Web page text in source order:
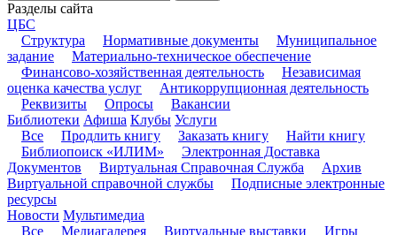
Разделы сайта
ЦБС
Структура
Нормативные документы
Муниципальное
задание
Материально-техническое обеспечение
Финансово-хозяйственная деятельность
Независимая
оценка качества услуг
Антикоррупционная деятельность
Реквизиты
Опросы
Вакансии
Библиотеки Афиша Клубы Услуги
Все
Продлить книгу Заказать книгу
Найти книгу
Библиопоиск «ИЛИМ»
Электронная Доставка
Документов
Виртуальная Справочная Служба
Архив
Виртуальной справочной службы
Подписные электронные
ресурсы
Новости Мультимедиа
Все
Медиагалерея Виртуальные выставки
Игры